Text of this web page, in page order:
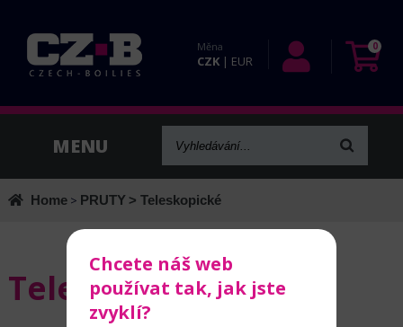
Měna
CZK | EUR
0
Home> PRUTY > Teleskopické
Teleskopické
Chcete náš web
používat tak, jak jste
zvyklí?